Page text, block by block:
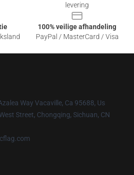
levering
100% veilige afhandeling
PayPal / MasterCard / Visa
Way Vacaville, Ca 95688, Us
Street, Chongqing, Sichuan, CN